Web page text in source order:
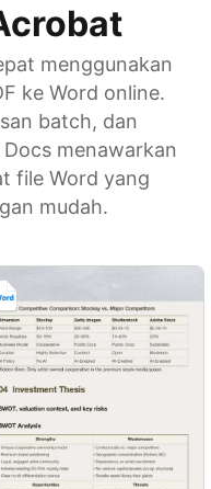
menggunakan
ke Word online.
batch, dan
menawarkan
file Word yang
mudah.